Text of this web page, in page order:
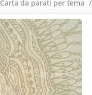
Carta da parati per tema